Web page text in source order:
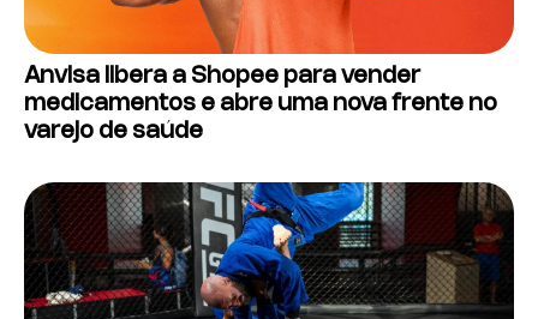
Anvisa libera a Shopee para vender
medicamentos e abre uma nova frente no
varejo de saúde